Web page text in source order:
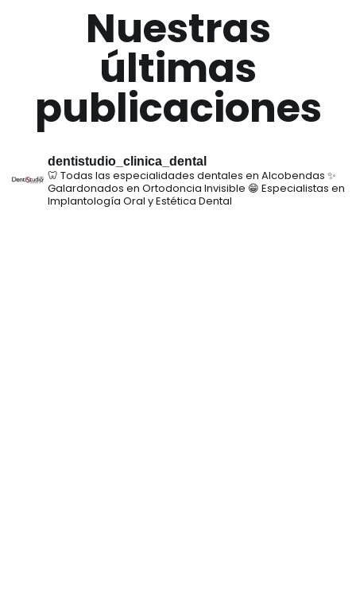
Nuestras
últimas
publicaciones
dentistudio_clinica_dental
🦷 Todas las especialidades dentales en Alcobendas ✨
Galardonados en Ortodoncia Invisible 😁 Especialistas en
Implantología Oral y Estética Dental